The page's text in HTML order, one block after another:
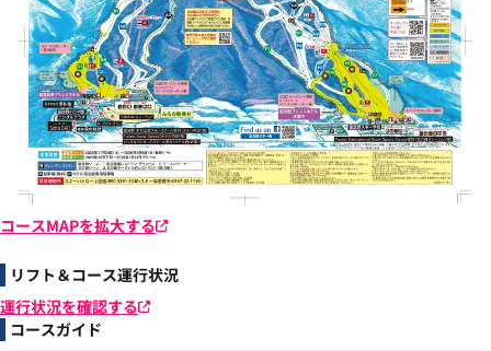
コースMAPを拡大する
リフト＆コース運行状況
運行状況を確認する
コースガイド